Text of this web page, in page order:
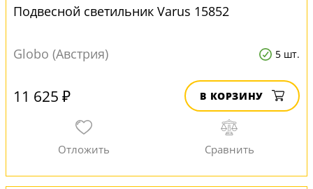
Подвесной светильник Varus 15852
Globo (Австрия) 5 шт.
11 625 ₽ В КОРЗИНУ